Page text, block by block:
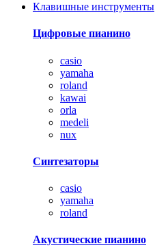
Клавишные инструменты
Цифровые пианино
casio
yamaha
roland
kawai
orla
medeli
nux
Синтезаторы
casio
yamaha
roland
Акустические пианино